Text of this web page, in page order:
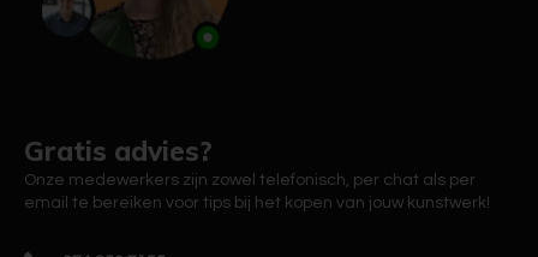
Gratis advies?
Onze medewerkers zijn zowel telefonisch, per chat als per
email te bereiken voor tips bij het kopen van jouw kunstwerk!